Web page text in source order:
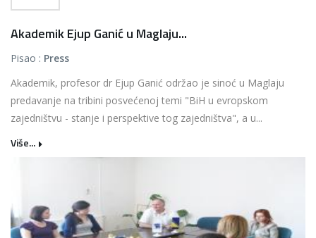
Akademik Ejup Ganić u Maglaju...
Pisao : Press
Akademik, profesor dr Ejup Ganić održao je sinoć u Maglaju
predavanje na tribini posvećenoj temi "BiH u evropskom
zajedništvu - stanje i perspektive tog zajedništva", a u...
Više...